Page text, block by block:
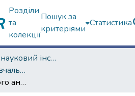
Розділи
та
колекції
Пошук за
критеріями
Статистика
Навчально-науковий інститут філософії, культурології, політології
Наукові роботи. Навчально-науковий інститут філософії, культурології, політології
Опыт статистического анализа параметров и эволюции сложных исторических систем